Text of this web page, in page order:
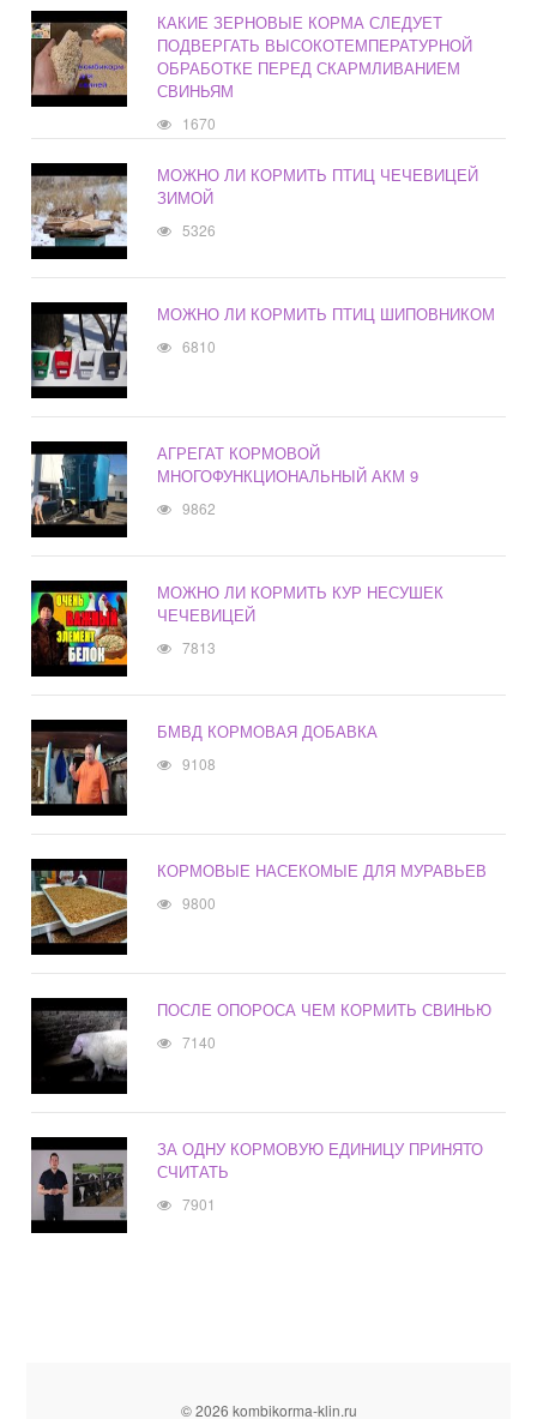
КАКИЕ ЗЕРНОВЫЕ КОРМА СЛЕДУЕТ
ПОДВЕРГАТЬ ВЫСОКОТЕМПЕРАТУРНОЙ
ОБРАБОТКЕ ПЕРЕД СКАРМЛИВАНИЕМ
СВИНЬЯМ
1670
МОЖНО ЛИ КОРМИТЬ ПТИЦ ЧЕЧЕВИЦЕЙ
ЗИМОЙ
5326
МОЖНО ЛИ КОРМИТЬ ПТИЦ ШИПОВНИКОМ
6810
АГРЕГАТ КОРМОВОЙ
МНОГОФУНКЦИОНАЛЬНЫЙ АКМ 9
9862
МОЖНО ЛИ КОРМИТЬ КУР НЕСУШЕК
ЧЕЧЕВИЦЕЙ
7813
БМВД КОРМОВАЯ ДОБАВКА
9108
КОРМОВЫЕ НАСЕКОМЫЕ ДЛЯ МУРАВЬЕВ
9800
ПОСЛЕ ОПОРОСА ЧЕМ КОРМИТЬ СВИНЬЮ
7140
ЗА ОДНУ КОРМОВУЮ ЕДИНИЦУ ПРИНЯТО
СЧИТАТЬ
7901
© 2026 kombikorma-klin.ru